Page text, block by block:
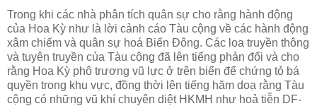
Trong khi các nhà phân tích quân sự cho rằng hành động
của Hoa Kỳ như là lời cảnh cáo Tàu cộng về các hành động
xâm chiếm và quân sự hoá Biển Đông. Các loa truyền thông
và tuyên truyền của Tàu cộng đã lên tiếng phản đối và cho
rằng Hoa Kỳ phô trương vũ lực ở trên biển để chứng tỏ bá
quyền trong khu vực, đồng thời lên tiếng hăm doạ rằng Tàu
cộng có những vũ khí chuyên diệt HKMH như hoả tiễn DF-